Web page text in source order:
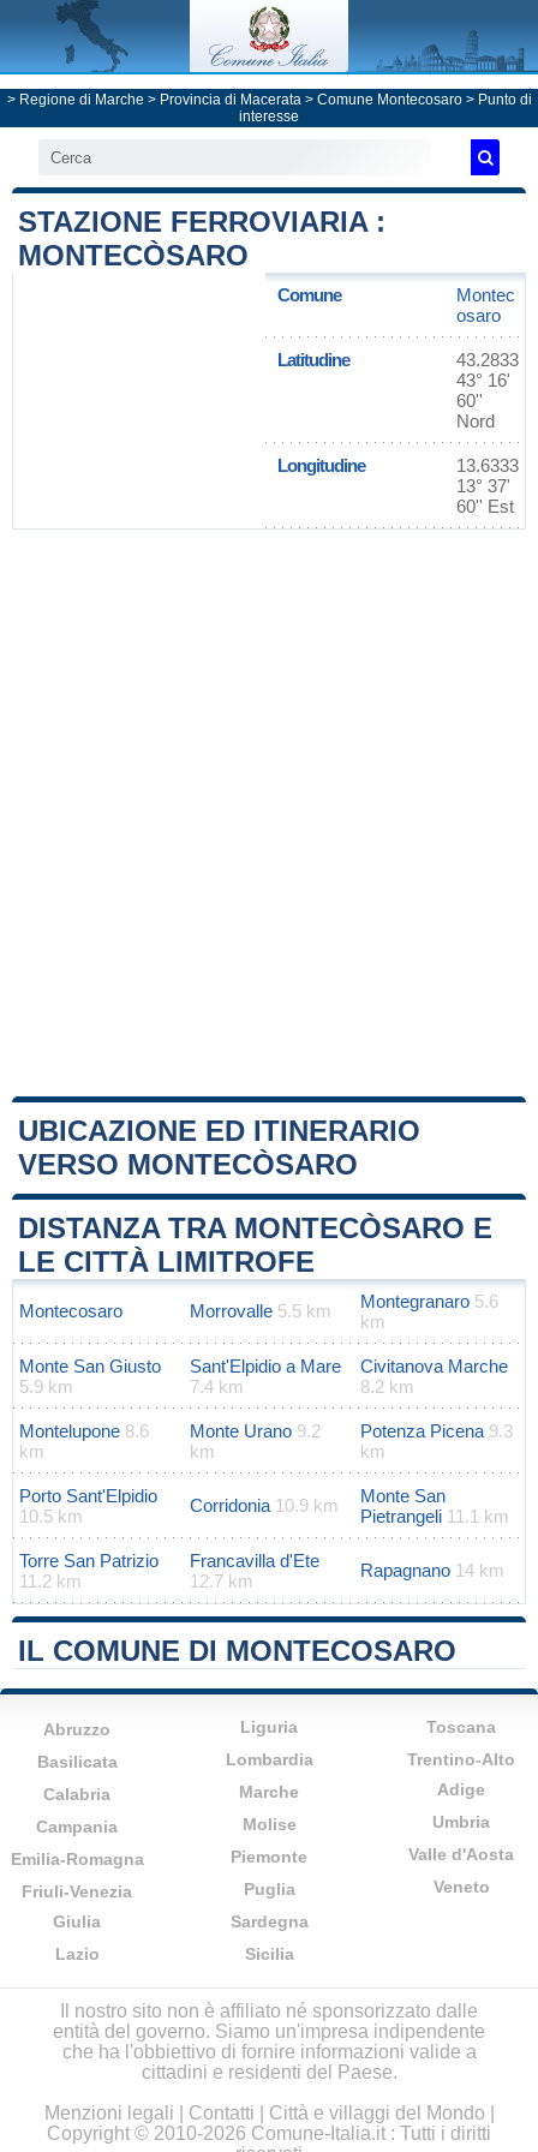
> Regione di Marche > Provincia di Macerata> Comune Montecosaro> Punto di
interesse
STAZIONE FERROVIARIA :
MONTECÒSARO
Comune
Montec
osaro
Latitudine
43.2833
43° 16'
60''
Nord
Longitudine
13.6333
13° 37'
60'' Est
UBICAZIONE ED ITINERARIO
VERSO MONTECÒSARO
+
−
Leaflet|Map data ©OpenStreetMap
DISTANZA TRA MONTECÒSARO E
LE CITTÀ LIMITROFE
Montecosaro Morrovalle 5.5 km Montegranaro 5.6
km
Monte San Giusto
5.9 km
Sant'Elpidio a Mare
7.4 km
Civitanova Marche
8.2 km
Montelupone 8.6
km
Monte Urano 9.2
km
Potenza Picena 9.3
km
Porto Sant'Elpidio
10.5 km
Corridonia 10.9 km
Monte San
Pietrangeli 11.1 km
Torre San Patrizio
11.2 km
Francavilla d'Ete
12.7 km
Rapagnano 14 km
IL COMUNE DI MONTECOSARO
Abruzzo
Basilicata
Calabria
Campania
Emilia-Romagna
Friuli-Venezia
Giulia
Lazio
Liguria
Lombardia
Marche
Molise
Piemonte
Puglia
Sardegna
Sicilia
Toscana
Trentino-Alto
Adige
Umbria
Valle d'Aosta
Veneto
Il nostro sito non è affiliato né sponsorizzato dalle
entità del governo. Siamo un'impresa indipendente
che ha l'obbiettivo di fornire informazioni valide a
cittadini e residenti del Paese.
Menzioni legali
Contatti Città e villaggi del Mondo
Copyright © 2010-2026 Comune-Italia.it : Tutti i diritti